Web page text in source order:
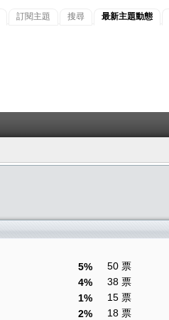
訂閱主題 搜尋 最新主題動態
5%
50 票
4%
38 票
1%
15 票
2%
18 票